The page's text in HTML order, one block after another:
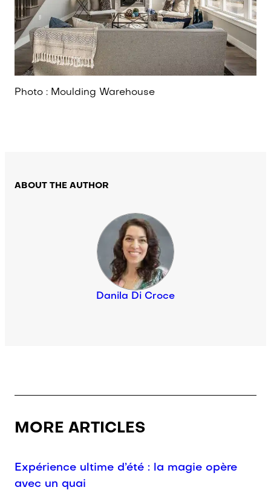
Photo : Moulding Warehouse
ABOUT THE AUTHOR
Danila Di Croce
MORE ARTICLES
Expérience ultime d’été : la magie opère
avec un quai